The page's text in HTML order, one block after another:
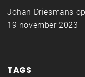
Johan Driesmans op
19 november 2023
TAGS